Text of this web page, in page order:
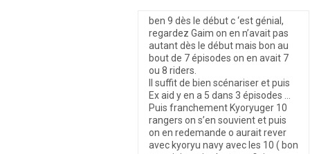
ben 9 dès le début c ‘est génial,
regardez Gaim on en n’avait pas
autant dès le début mais bon au
bout de 7 épisodes on en avait 7
ou 8 riders.
Il suffit de bien scénariser et puis
Ex aid y en a 5 dans 3 épisodes …
Puis franchement Kyoryuger 10
rangers on s’en souvient et puis
on en redemande o aurait rever
avec kyoryu navy avec les 10 ( bon